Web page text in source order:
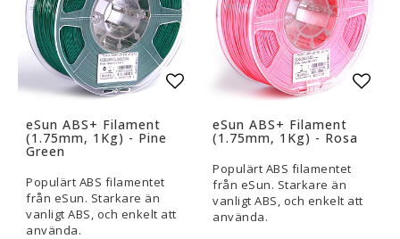
Lägg till i favoritlistan
eSun ABS+ Filament
(1.75mm, 1Kg) - Pine
Green
Populärt ABS filamentet
från eSun. Starkare än
vanligt ABS, och enkelt att
använda.
eSun ABS+ Filament
(1.75mm, 1Kg) - Rosa
Populärt ABS filamentet
från eSun. Starkare än
vanligt ABS, och enkelt att
använda.